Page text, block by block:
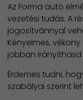
Az Forma autó
vezetési tudás. A
jogosítvánnyal
Kényelmes,
jobban
Érdemes tudni,
szabályai szerint